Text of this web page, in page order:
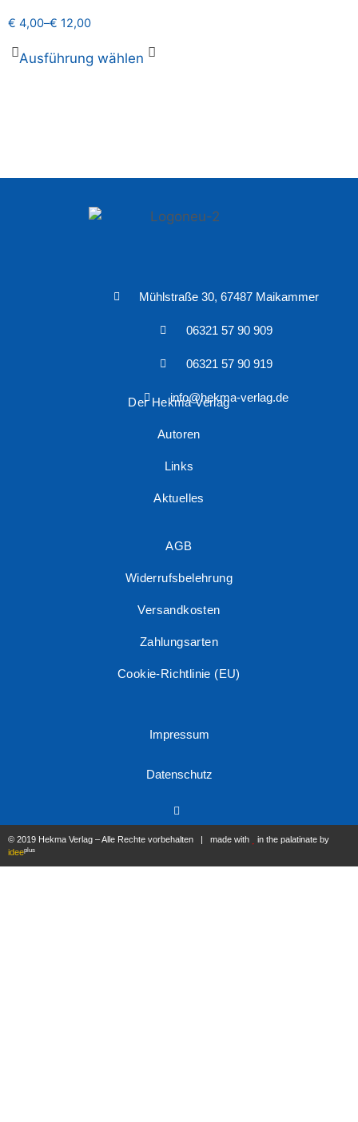
€ 4,00–€ 12,00
Ausführung wählen
Mühlstraße 30, 67487 Maikammer
06321 57 90 909
06321 57 90 919
info@hekma-verlag.de
Der Hekma Verlag
Autoren
Links
Aktuelles
AGB
Widerrufsbelehrung
Versandkosten
Zahlungsarten
Cookie-Richtlinie (EU)
Impressum
Datenschutz
© 2019 Hekma Verlag – Alle Rechte vorbehalten | made with
in the palatinate by
ideeplus